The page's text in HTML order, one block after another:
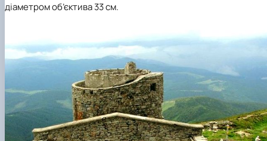
діаметром об’єктива 33 см.